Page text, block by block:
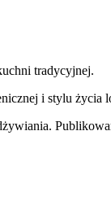
tradycyjnej.
i stylu życia